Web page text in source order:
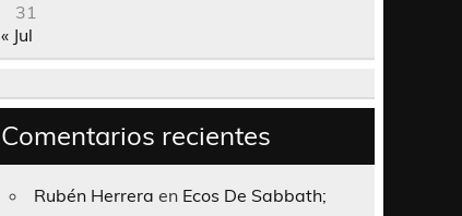
31
« Jul
Comentarios recientes
Rubén Herrera en Ecos De Sabbath;